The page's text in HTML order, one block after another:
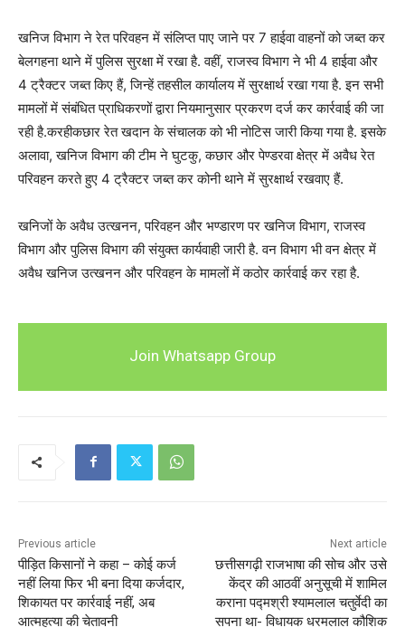
खनिज विभाग ने रेत परिवहन में संलिप्त पाए जाने पर 7 हाईवा वाहनों को जब्त कर
बेलगहना थाने में पुलिस सुरक्षा में रखा है. वहीं, राजस्व विभाग ने भी 4 हाईवा और
4 ट्रैक्टर जब्त किए हैं, जिन्हें तहसील कार्यालय में सुरक्षार्थ रखा गया है. इन सभी
मामलों में संबंधित प्राधिकरणों द्वारा नियमानुसार प्रकरण दर्ज कर कार्रवाई की जा
रही है.करहीकछार रेत खदान के संचालक को भी नोटिस जारी किया गया है. इसके
अलावा, खनिज विभाग की टीम ने घुटकु, कछार और पेण्डरवा क्षेत्र में अवैध रेत
परिवहन करते हुए 4 ट्रैक्टर जब्त कर कोनी थाने में सुरक्षार्थ रखवाए हैं.
खनिजों के अवैध उत्खनन, परिवहन और भण्डारण पर खनिज विभाग, राजस्व
विभाग और पुलिस विभाग की संयुक्त कार्यवाही जारी है. वन विभाग भी वन क्षेत्र में
अवैध खनिज उत्खनन और परिवहन के मामलों में कठोर कार्रवाई कर रहा है.
Join Whatsapp Group
Previous article
पीड़ित किसानों ने कहा – कोई कर्ज
नहीं लिया फिर भी बना दिया कर्जदार,
शिकायत पर कार्रवाई नहीं, अब
आत्महत्या की चेतावनी
Next article
छत्तीसगढ़ी राजभाषा की सोच और उसे
केंद्र की आठवीं अनुसूची में शामिल
कराना पद्मश्री श्यामलाल चतुर्वेदी का
सपना था- विधायक धरमलाल कौशिक